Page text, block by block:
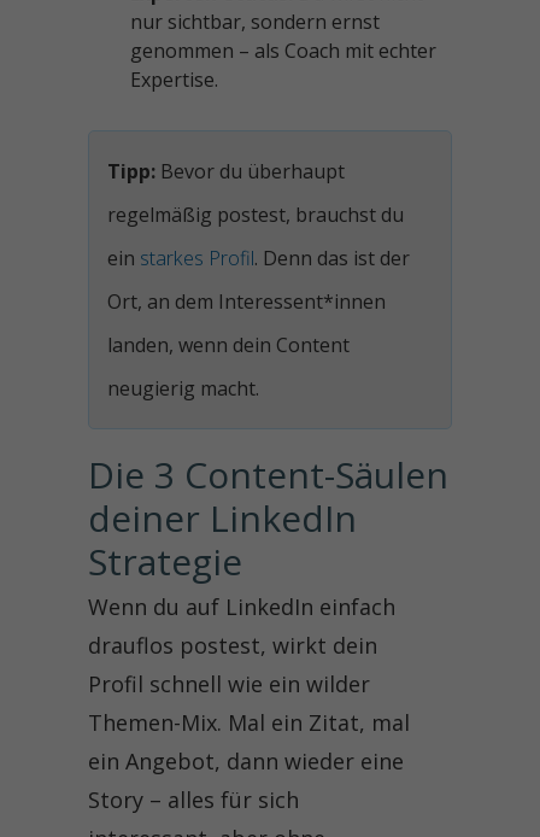
nur sichtbar, sondern ernst
genommen – als Coach mit echter
Expertise.
Bevor du überhaupt
regelmäßig postest, brauchst du
ein starkes Profil. Denn das ist der
Ort, an dem Interessent*innen
landen, wenn dein Content
neugierig macht.
Die 3 Content-Säulen
deiner LinkedIn
Strategie
Wenn du auf LinkedIn einfach
drauflos postest, wirkt dein
Profil schnell wie ein wilder
Themen-Mix. Mal ein Zitat, mal
ein Angebot, dann wieder eine
Story – alles für sich